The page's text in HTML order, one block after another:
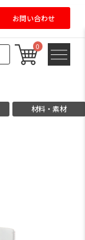
0
お問い合わせ
材料・素材